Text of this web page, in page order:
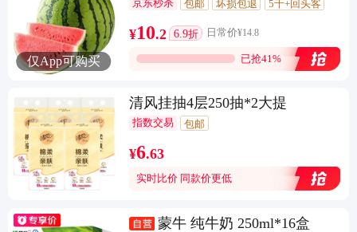
仅App可购买
京东秒杀 包邮 坏损包退 5千+回头客
¥10.2 6.9折 日常价¥14.8
已抢41%
清风挂抽4层250抽*2大提
指数交易 包邮
¥6.63
实时比价 同款价更低
蒙牛 纯牛奶 250ml*16盒